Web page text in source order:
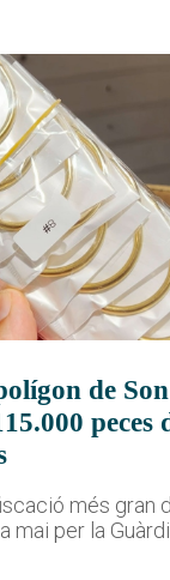
de
peces
més gran
mai per la